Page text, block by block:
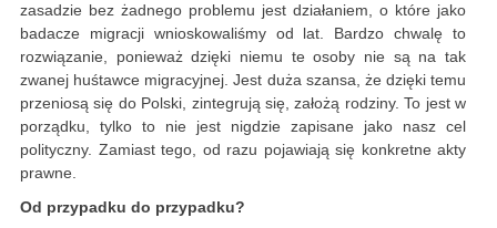
zasadzie bez żadnego problemu jest działaniem, o które jako
badacze migracji wnioskowaliśmy od lat. Bardzo chwalę to
rozwiązanie, ponieważ dzięki niemu te osoby nie są na tak
zwanej huśtawce migracyjnej. Jest duża szansa, że dzięki temu
przeniosą się do Polski, zintegrują się, założą rodziny. To jest w
porządku, tylko to nie jest nigdzie zapisane jako nasz cel
polityczny. Zamiast tego, od razu pojawiają się konkretne akty
prawne.
Od przypadku do przypadku?